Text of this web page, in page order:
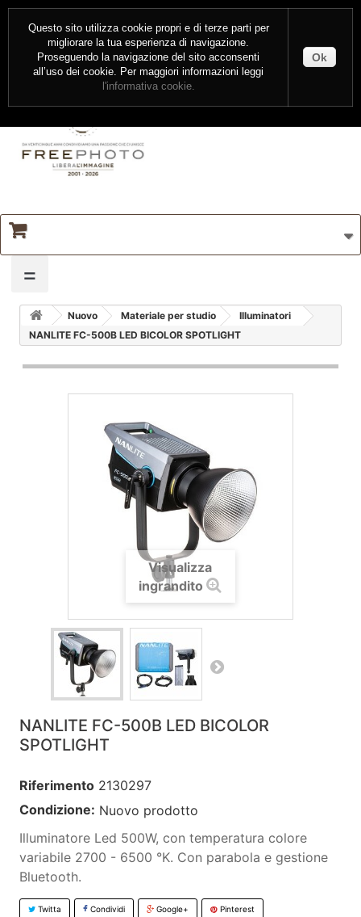
=
Nuovo Materiale per studio
Illuminatori
NANLITE FC-500B LED BICOLOR SPOTLIGHT
Visualizza
ingrandito
NANLITE FC-500B LED BICOLOR
SPOTLIGHT
Riferimento 2130297
Condizione: Nuovo prodotto
Illuminatore Led 500W, con temperatura colore
variabile 2700 - 6500 °K. Con parabola e gestione
Bluetooth.
Twitta Condividi Google+ Pinterest
Questo sito utilizza cookie propri e di terze parti per
migliorare la tua esperienza di navigazione.
Proseguendo la navigazione del sito acconsenti
all’uso dei cookie. Per maggiori informazioni leggi
l'informativa cookie.
Ok